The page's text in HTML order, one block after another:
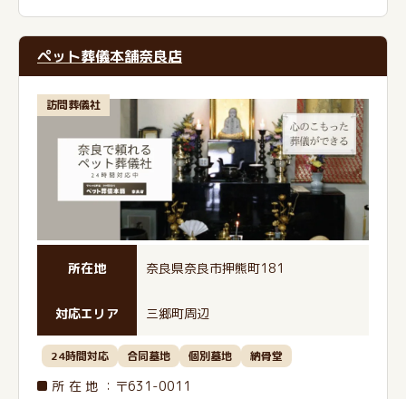
ペット葬儀本舗奈良店
訪問葬儀社
所在地 奈良県奈良市押熊町181
対応エリア 三郷町周辺
24時間対応 合同墓地 個別墓地 納骨堂
所在地 ：〒631-0011